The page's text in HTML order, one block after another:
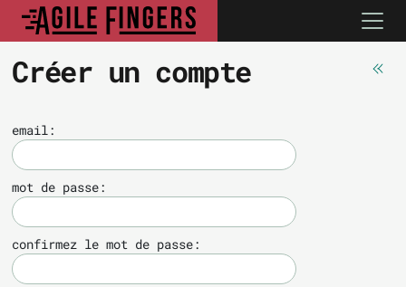
Créer un compte
email:
mot de passe:
confirmez le mot de passe: